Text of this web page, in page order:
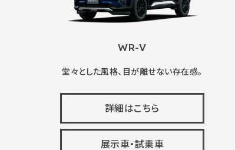
WR-V
堂々とした風格、目が離せない存在感。
詳細はこちら
展示車・試乗車